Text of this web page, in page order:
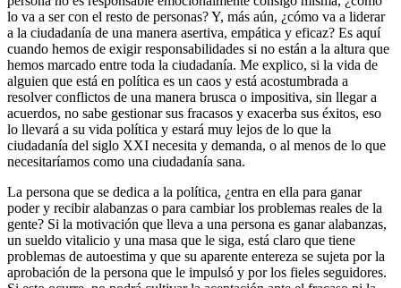
lo va a ser con el resto de personas? Y, más aún, ¿cómo va a liderar
a la ciudadanía de una manera asertiva, empática y eficaz? Es aquí
cuando hemos de exigir responsabilidades si no están a la altura que
hemos marcado entre toda la ciudadanía. Me explico, si la vida de
alguien que está en política es un caos y está acostumbrada a
resolver conflictos de una manera brusca o impositiva, sin llegar a
acuerdos, no sabe gestionar sus fracasos y exacerba sus éxitos, eso
lo llevará a su vida política y estará muy lejos de lo que la
ciudadanía del siglo XXI necesita y demanda, o al menos de lo que
necesitaríamos como una ciudadanía sana.
La persona que se dedica a la política, ¿entra en ella para ganar
poder y recibir alabanzas o para cambiar los problemas reales de la
gente? Si la motivación que lleva a una persona es ganar alabanzas,
un sueldo vitalicio y una masa que le siga, está claro que tiene
problemas de autoestima y que su aparente entereza se sujeta por la
aprobación de la persona que le impulsó y por los fieles seguidores.